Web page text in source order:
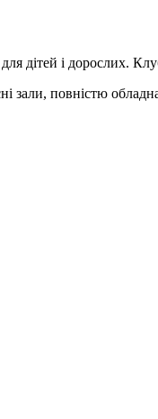
дітей і дорослих.
зали, повністю